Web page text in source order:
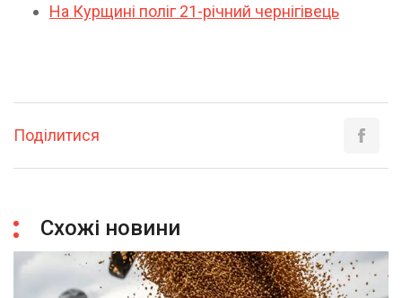
На Курщині поліг 21-річний чернігівець
Поділитися
Схожі новини